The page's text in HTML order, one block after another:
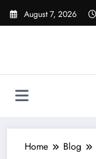
Skip
August 7, 2026
Home Blog